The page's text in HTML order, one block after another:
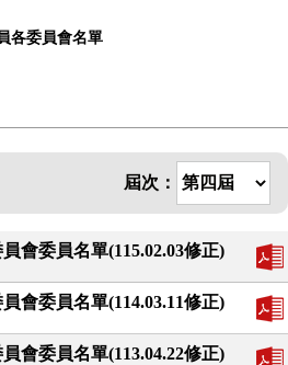
各委員會名單
屆次：
會委員名單(115.02.03修正)
會委員名單(114.03.11修正)
會委員名單(113.04.22修正)